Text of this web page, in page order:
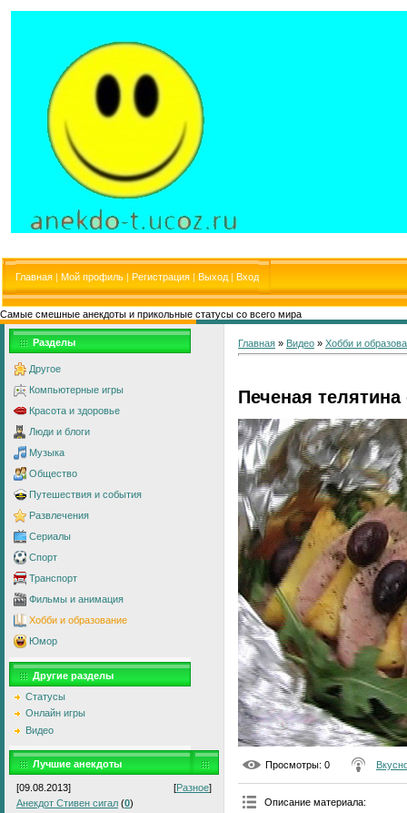
Главная | Мой профиль | Регистрация | Выход | Вход
Самые смешные анекдоты и прикольные статусы со всего мира
Разделы
Другое
Компьютерные игры
Красота и здоровье
Люди и блоги
Музыка
Общество
Путешествия и события
Развлечения
Сериалы
Спорт
Транспорт
Фильмы и анимация
Хобби и образование
Юмор
Другие разделы
Статусы
Онлайн игры
Видео
Лучшие анекдоты
[09.08.2013] [Разное]
Анекдот Стивен сигал (0)
Главная » Видео » Хобби и
Печеная
Просмотры: 0
Описание материала: